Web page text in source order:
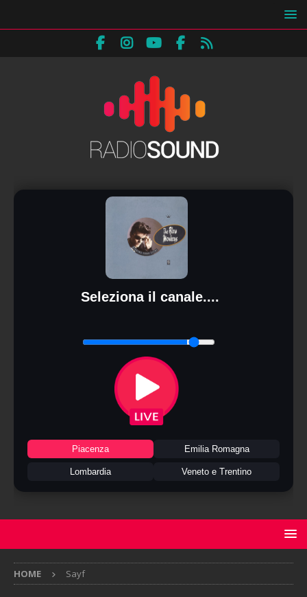
Seleziona il canale....
Piacenza Emilia Romagna
Lombardia Veneto e Trentino
HOME Sayf